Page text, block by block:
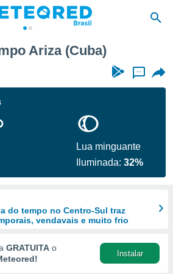
Ariza (Cuba)
...
Lua minguante
Iluminada:32%
do tempo no Centro-Sul traz
vendavais e muito frio
GRATUITA o
Instalar